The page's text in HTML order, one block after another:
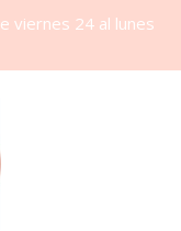
viernes 24 al lunes